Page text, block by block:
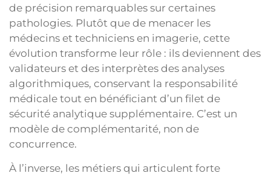
de précision remarquables sur certaines
pathologies. Plutôt que de menacer les
médecins et techniciens en imagerie, cette
évolution transforme leur rôle : ils deviennent des
validateurs et des interprètes des analyses
algorithmiques, conservant la responsabilité
médicale tout en bénéficiant d’un filet de
sécurité analytique supplémentaire. C’est un
modèle de complémentarité, non de
concurrence.
À l’inverse, les métiers qui articulent forte